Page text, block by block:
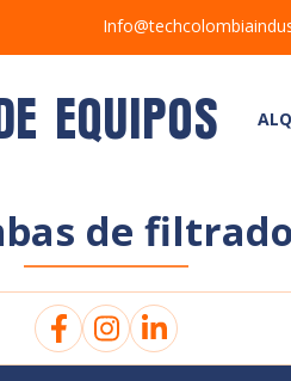
EQUIPOS
de filtrado